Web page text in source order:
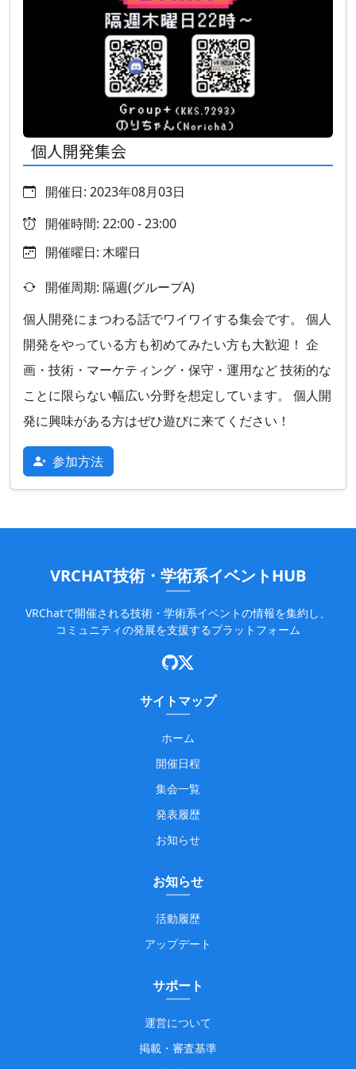
個人開発集会
開催日: 2023年08月03日
開催時間: 22:00 - 23:00
開催曜日: 木曜日
開催周期: 隔週(グループA)
個人開発にまつわる話でワイワイする集会です。 個人
開発をやっている方も初めてみたい方も大歓迎！ 企
画・技術・マーケティング・保守・運用など 技術的な
ことに限らない幅広い分野を想定しています。 個人開
発に興味がある方はぜひ遊びに来てください！
参加方法
VRCHAT技術・学術系イベントHUB
VRChatで開催される技術・学術系イベントの情報を集約し、
コミュニティの発展を支援するプラットフォーム
サイトマップ
ホーム
開催日程
集会一覧
発表履歴
お知らせ
お知らせ
活動履歴
アップデート
サポート
運営について
掲載・審査基準